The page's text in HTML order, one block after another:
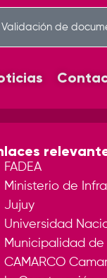
Validación de
FADEA
Ministerio de
Jujuy
Universidad
Municipalidad de
CAMARCO